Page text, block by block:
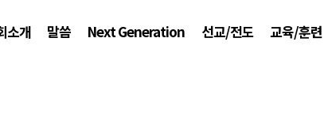
소개 말씀 Next Generation 선교/전도 교육/훈련